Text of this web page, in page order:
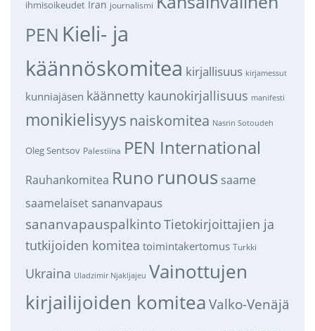
ihmisoikeudet Iran journalismi
PEN Kieli- ja
käännöskomitea kirjallisuus kirjamessut
kunniajäsen käännetty kaunokirjallisuus manifesti
monikielisyys naiskomitea Nasrin Sotoudeh
Oleg Sentsov Palestiina PEN International
Rauhankomitea Runo runous saame
saamelaiset sananvapaus
sananvapauspalkintoTietokirjoittajien ja
tutkijoiden komitea toimintakertomus Turkki
Ukraina Uladzimir Njakljajeu Vainottujen
kirjailijoiden komitea Valko-Venäjä